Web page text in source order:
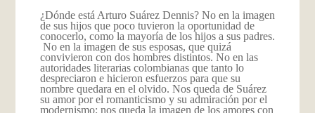
¿Dónde está Arturo Suárez Dennis? No en la imagen
de sus hijos que poco tuvieron la oportunidad de
conocerlo, como la mayoría de los hijos a sus padres.
No en la imagen de sus esposas, que quizá
convivieron con dos hombres distintos. No en las
autoridades literarias colombianas que tanto lo
despreciaron e hicieron esfuerzos para que su
nombre quedara en el olvido. Nos queda de Suárez
su amor por el romanticismo y su admiración por el
modernismo; nos queda la imagen de los amores con